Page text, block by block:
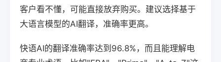
客户看不懂，可能直接放弃购买。建议选择基于
大语言模型的AI翻译，准确率更高。
快语AI的翻译准确率达到96.8%，而且能理解电